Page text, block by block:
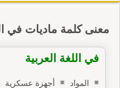
معنى كلمة ماديات في
في اللغة العربية
المواد أجهزة عسكرية